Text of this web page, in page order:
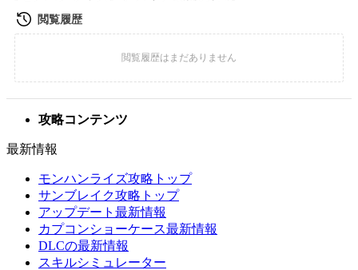
攻略コンテンツ
最新情報
モンハンライズ攻略トップ
サンブレイク攻略トップ
アップデート最新情報
カプコンショーケース最新情報
DLCの最新情報
スキルシミュレーター